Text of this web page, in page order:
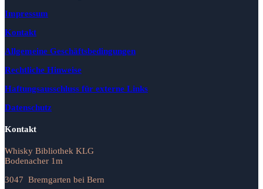
Impressum
Kontakt
Allgemeine Geschäftsbedingungen
Rechtliche Hinweise
Haftungsausschluss für externe Links
Datenschutz
Kontakt
Whisky Bibliothek KLG
Bodenacher 1m
3047 Bremgarten bei Bern